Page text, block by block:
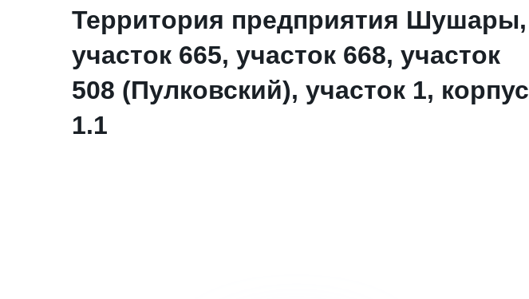
Территория предприятия Шушары,
участок 665, участок 668, участок
508 (Пулковский), участок 1, корпус
1.1